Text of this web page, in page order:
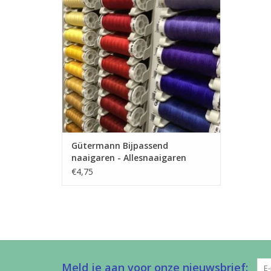
naaimachine. Dit garen kan je gebruiken
voor allerlei stoffen.
TOEVOEGEN AAN WINKELWAGEN
Gütermann Bijpassend
naaigaren - Allesnaaigaren
200m
€4,75
Meld je aan voor onze nieuwsbrief: